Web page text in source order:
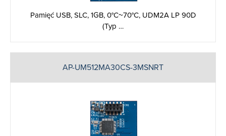
Pamięć USB, SLC, 1GB, 0°C~70°C, UDM2A LP 90D
(Typ …
AP-UM512MA30CS-3MSNRT